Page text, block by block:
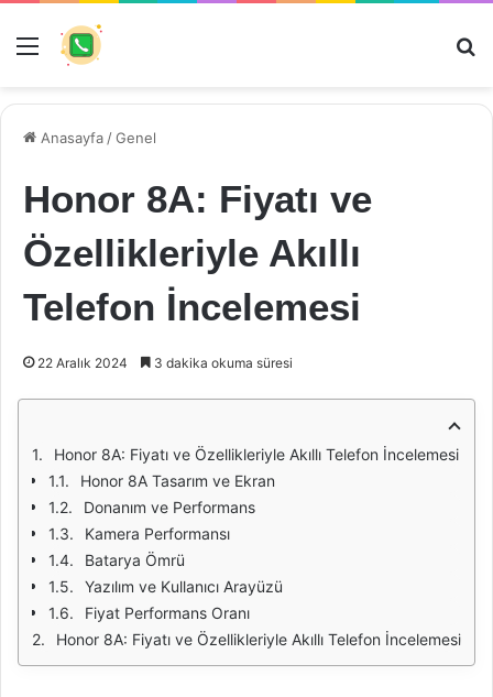
Menü
Anasayfa /Genel
Honor 8A: Fiyatı ve
Özellikleriyle Akıllı
Telefon İncelemesi
22 Aralık 2024 3 dakika okuma süresi
Honor 8A: Fiyatı ve Özellikleriyle Akıllı Telefon İncelemesi
Honor 8A Tasarım ve Ekran
Donanım ve Performans
Kamera Performansı
Batarya Ömrü
Yazılım ve Kullanıcı Arayüzü
Fiyat Performans Oranı
Honor 8A: Fiyatı ve Özellikleriyle Akıllı Telefon İncelemesi